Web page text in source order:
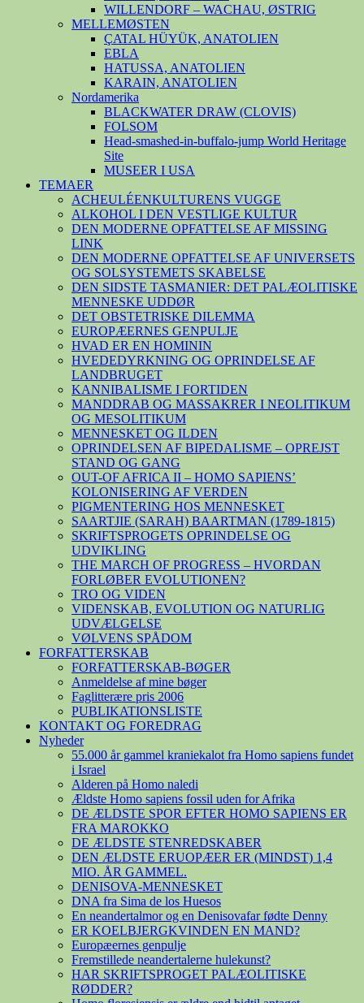
WILLENDORF – WACHAU, ØSTRIG
MELLEMØSTEN
ÇATAL HÜYÜK, ANATOLIEN
EBLA
HATUSSA, ANATOLIEN
KARAIN, ANATOLIEN
Nordamerika
BLACKWATER DRAW (CLOVIS)
FOLSOM
Head-smashed-in-buffalo-jump World Heritage
Site
MUSEER I USA
TEMAER
ACHEULÉENKULTURENS VUGGE
ALKOHOL I DEN VESTLIGE KULTUR
DEN MODERNE OPFATTELSE AF MISSING
LINK
DEN MODERNE OPFATTELSE AF UNIVERSETS
OG SOLSYSTEMETS SKABELSE
DEN SIDSTE TASMANIER: DET PALÆOLITISKE
MENNESKE UDDØR
DET OBSTETRISKE DILEMMA
EUROPÆERNES GENPULJE
HVAD ER EN HOMININ
HVEDEDYRKNING OG OPRINDELSE AF
LANDBRUGET
KANNIBALISME I FORTIDEN
MANDDRAB OG MASSAKRER I NEOLITIKUM
OG MESOLITIKUM
MENNESKET OG ILDEN
OPRINDELSEN AF BIPEDALISME – OPREJST
STAND OG GANG
OUT-OF AFRICA II – HOMO SAPIENS’
KOLONISERING AF VERDEN
PIGMENTERING HOS MENNESKET
SAARTJIE (SARAH) BAARTMAN (1789-1815)
SKRIFTSPROGETS OPRINDELSE OG
UDVIKLING
THE MARCH OF PROGRESS – HVORDAN
FORLØBER EVOLUTIONEN?
TRO OG VIDEN
VIDENSKAB, EVOLUTION OG NATURLIG
UDVÆLGELSE
VØLVENS SPÅDOM
FORFATTERSKAB
FORFATTERSKAB-BØGER
Anmeldelse af mine bøger
Faglitterære pris 2006
PUBLIKATIONSLISTE
KONTAKT OG FOREDRAG
Nyheder
55.000 år gammel kraniekalot fra Homo sapiens fundet
i Israel
Alderen på Homo naledi
Ældste Homo sapiens fossil uden for Afrika
DE ÆLDSTE SPOR EFTER HOMO SAPIENS ER
FRA MAROKKO
DE ÆLDSTE STENREDSKABER
DEN ÆLDSTE ERUOPÆER ER (MINDST) 1,4
MIO. ÅR GAMMEL.
DENISOVA-MENNESKET
DNA fra Sima de los Huesos
En neandertalmor og en Denisovafar fødte Denny
ER KOELBJERGKVINDEN EN MAND?
Europæernes genpulje
Fremstillede neandertalerne hulekunst?
HAR SKRIFTSPROGET PALÆOLITISKE
RØDDER?